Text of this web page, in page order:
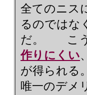
全てのニス
るのではな
だ。 こう
作りにくい、
が得られる。
唯一のデメ